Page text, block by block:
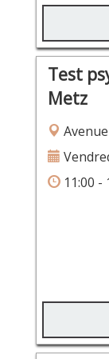
Test
Metz
11:00 -